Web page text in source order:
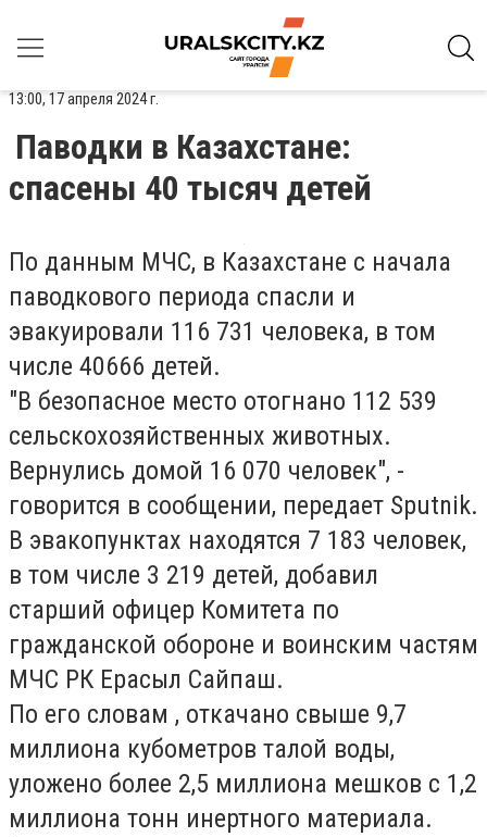
13:00, 17 апреля 2024 г.
Паводки в Казахстане:
спасены 40 тысяч детей
По данным МЧС, в Казахстане с начала
паводкового периода спасли и
эвакуировали 116 731 человека, в том
числе 40666 детей.
"В безопасное место отогнано 112 539
сельскохозяйственных животных.
Вернулись домой 16 070 человек", -
говорится в сообщении, передает Sputnik.
В эвакопунктах находятся 7 183 человек,
в том числе 3 219 детей, добавил
старший офицер Комитета по
гражданской обороне и воинским частям
МЧС РК Ерасыл Сайпаш.
По его словам , откачано свыше 9,7
миллиона кубометров талой воды,
уложено более 2,5 миллиона мешков с 1,2
миллиона тонн инертного материала.